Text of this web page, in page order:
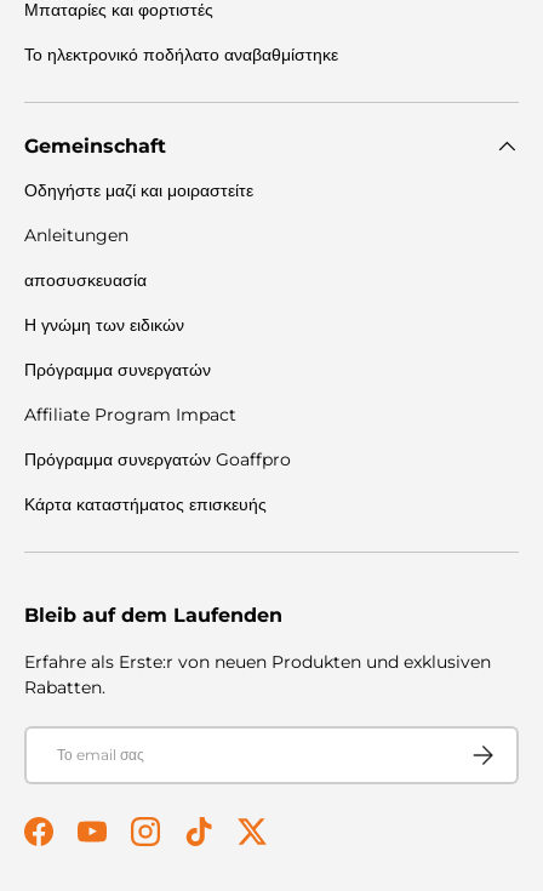
Μπαταρίες και φορτιστές
Το ηλεκτρονικό ποδήλατο αναβαθμίστηκε
Gemeinschaft
Οδηγήστε μαζί και μοιραστείτε
Anleitungen
αποσυσκευασία
Η γνώμη των ειδικών
Πρόγραμμα συνεργατών
Affiliate Program Impact
Πρόγραμμα συνεργατών Goaffpro
Κάρτα καταστήματος επισκευής
Bleib auf dem Laufenden
Erfahre als Erste:r von neuen Produkten und exklusiven
Rabatten.
E-mail
FacebookYouTubeInstagramTikTokTwitter